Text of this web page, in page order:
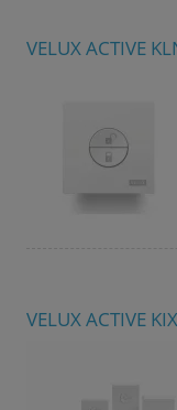
VELUX ACTIVE
VELUX ACTIVE